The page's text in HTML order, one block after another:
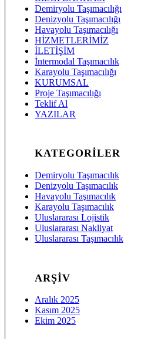
Demiryolu Taşımacılığı
Denizyolu Taşımacılığı
Havayolu Taşımacılığı
HİZMETLERİMİZ
İLETİŞİM
İntermodal Taşımacılık
Karayolu Taşımacılığı
KURUMSAL
Proje Taşımacılığı
Teklif Al
YAZILAR
KATEGORILER
Demiryolu Taşımacılık
Denizyolu Taşımacılık
Havayolu Taşımacılık
Karayolu Taşımacılık
Uluslararası Lojistik
Uluslararası Nakliyat
Uluslararası Taşımacılık
ARŞIV
Aralık 2025
Kasım 2025
Ekim 2025